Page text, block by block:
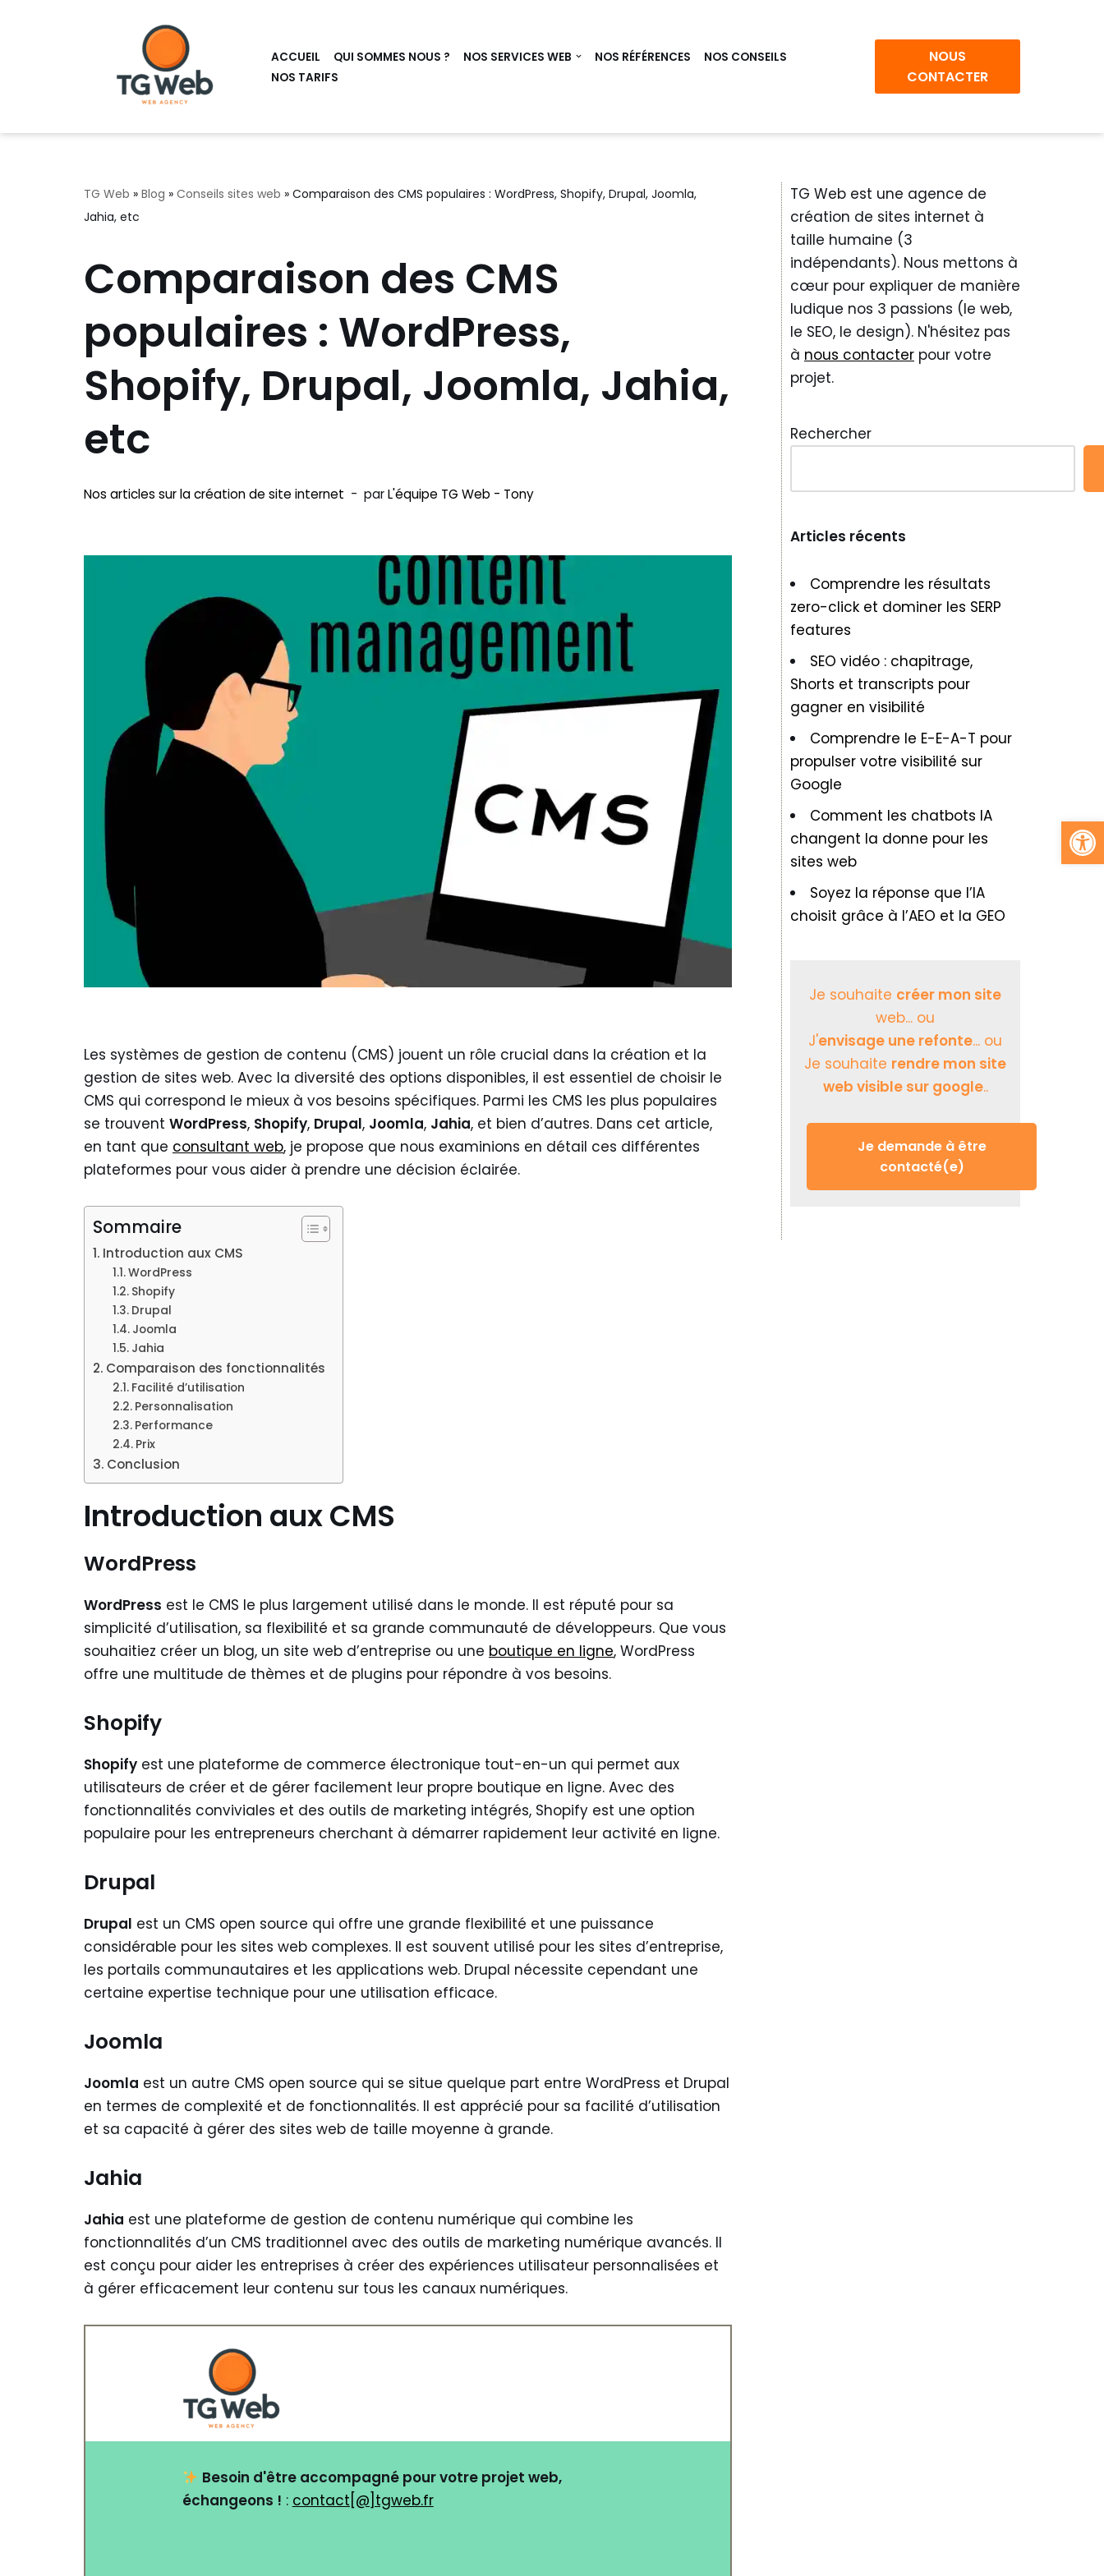
ACCUEIL QUI SOMMES NOUS ? NOS SERVICES WEB NOS RÉFÉRENCES
NOS CONSEILS
NOS TARIFS
NOUS
CONTACTER
TG Web » Blog » Conseils sites web » Comparaison des CMS populaires : WordPress, Shopify, Drupal, Joomla,
Jahia, etc
Comparaison des CMS
populaires : WordPress,
Shopify, Drupal, Joomla, Jahia,
etc
Nos articles sur la création de site internet parL'équipe TG Web - Tony
Les systèmes de gestion de contenu (CMS) jouent un rôle crucial dans la création et la
gestion de sites web. Avec la diversité des options disponibles, il est essentiel de choisir le
CMS qui correspond le mieux à vos besoins spécifiques. Parmi les CMS les plus populaires
se trouvent WordPress, Shopify, Drupal, Joomla, Jahia, et bien d’autres. Dans cet article,
en tant que consultant web, je propose que nous examinions en détail ces différentes
plateformes pour vous aider à prendre une décision éclairée.
Sommaire
Introduction aux CMS
WordPress
Shopify
Drupal
Joomla
Jahia
Comparaison des fonctionnalités
Facilité d’utilisation
Personnalisation
Performance
Prix
Conclusion
Introduction aux CMS
WordPress
WordPress est le CMS le plus largement utilisé dans le monde. Il est réputé pour sa
simplicité d’utilisation, sa flexibilité et sa grande communauté de développeurs. Que vous
souhaitiez créer un blog, un site web d’entreprise ou une boutique en ligne, WordPress
offre une multitude de thèmes et de plugins pour répondre à vos besoins.
Shopify
Shopify est une plateforme de commerce électronique tout-en-un qui permet aux
utilisateurs de créer et de gérer facilement leur propre boutique en ligne. Avec des
fonctionnalités conviviales et des outils de marketing intégrés, Shopify est une option
populaire pour les entrepreneurs cherchant à démarrer rapidement leur activité en ligne.
Drupal
Drupal est un CMS open source qui offre une grande flexibilité et une puissance
considérable pour les sites web complexes. Il est souvent utilisé pour les sites d’entreprise,
les portails communautaires et les applications web. Drupal nécessite cependant une
certaine expertise technique pour une utilisation efficace.
Joomla
Joomla est un autre CMS open source qui se situe quelque part entre WordPress et Drupal
en termes de complexité et de fonctionnalités. Il est apprécié pour sa facilité d’utilisation
et sa capacité à gérer des sites web de taille moyenne à grande.
Jahia
Jahia est une plateforme de gestion de contenu numérique qui combine les
fonctionnalités d’un CMS traditionnel avec des outils de marketing numérique avancés. Il
est conçu pour aider les entreprises à créer des expériences utilisateur personnalisées et
à gérer efficacement leur contenu sur tous les canaux numériques.
Besoin d'être accompagné pour votre projet web,
échangeons ! : contact[@]tgweb.fr
TG Web est une agence de
création de sites internet à
taille humaine (3
indépendants). Nous mettons à
cœur pour expliquer de manière
ludique nos 3 passions (le web,
le SEO, le design). N'hésitez pas
à nous contacter pour votre
projet.
Rechercher
Articles récents
Comprendre les résultats
zero-click et dominer les SERP
features
SEO vidéo : chapitrage,
Shorts et transcripts pour
gagner en visibilité
Comprendre le E-E-A-T pour
propulser votre visibilité sur
Google
Comment les chatbots IA
changent la donne pour les
sites web
Soyez la réponse que l’IA
choisit grâce à l’AEO et la GEO
Je souhaite créer mon site
web... ou
J'envisage une refonte... ou
Je souhaite rendre mon site
web visible sur google..
Je demande à être
contacté(e)